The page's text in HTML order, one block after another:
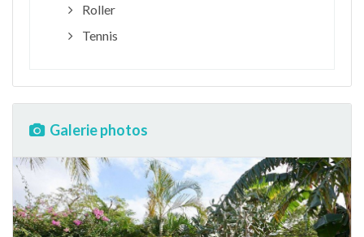
Roller
Tennis
Galerie photos